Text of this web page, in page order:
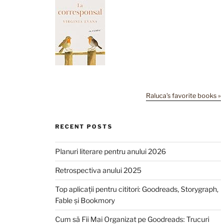
Raluca's favorite books »
RECENT POSTS
Planuri literare pentru anului 2026
Retrospectiva anului 2025
Top aplicații pentru cititori: Goodreads, Storygraph,
Fable și Bookmory
Cum să Fii Mai Organizat pe Goodreads: Trucuri